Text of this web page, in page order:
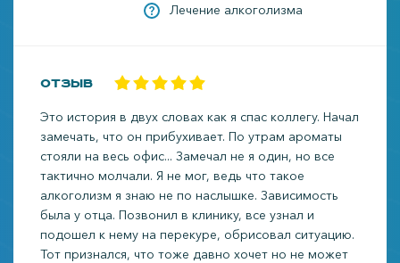
Лечение алкоголизма
Отзыв
Это история в двух словах как я спас коллегу. Начал
замечать, что он прибухивает. По утрам ароматы
стояли на весь офис... Замечал не я один, но все
тактично молчали. Я не мог, ведь что такое
алкоголизм я знаю не по наслышке. Зависимость
была у отца. Позвонил в клинику, все узнал и
подошел к нему на перекуре, обрисовал ситуацию.
Тот признался, что тоже давно хочет но не может